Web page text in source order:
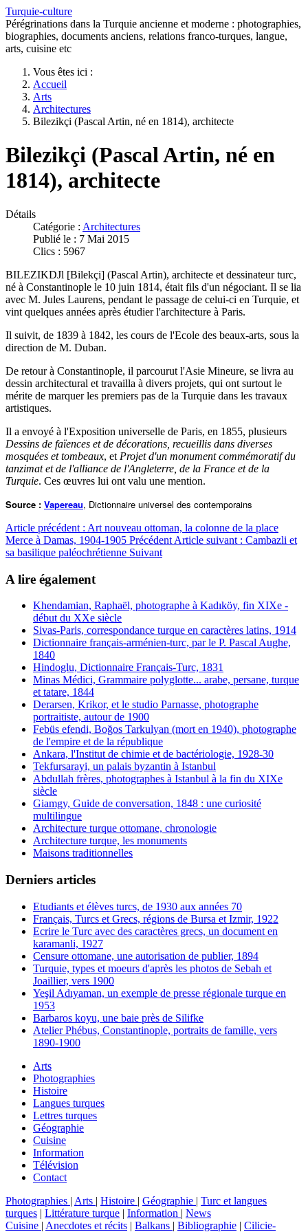
Turquie-culture
Pérégrinations dans la Turquie ancienne et moderne : photographies,
biographies, documents anciens, relations franco-turques, langue,
arts, cuisine etc
Vous êtes ici :
Accueil
Arts
Architectures
Bilezikçi (Pascal Artin, né en 1814), architecte
Bilezikçi (Pascal Artin, né en
1814), architecte
Détails
Catégorie : Architectures
Publié le : 7 Mai 2015
Clics : 5967
BILEZIKDJl [Bilekçi] (Pascal Artin), architecte et dessinateur turc,
né à Constantinople le 10 juin 1814, était fils d'un négociant. Il se lia
avec M. Jules Laurens, pendant le passage de celui-ci en Turquie, et
vint quelques années après étudier l'architecture à Paris.
Il suivit, de 1839 à 1842, les cours de l'Ecole des beaux-arts, sous la
direction de M. Duban.
De retour à Constantinople, il parcourut l'Asie Mineure, se livra au
dessin architectural et travailla à divers projets, qui ont surtout le
mérite de marquer les premiers pas de la Turquie dans les travaux
artistiques.
Il a envoyé à l'Exposition universelle de Paris, en 1855, plusieurs
Dessins de faïences et de décorations, recueillis dans diverses
mosquées et tombeaux, et Projet d'un monument commémoratif du
tanzimat et de l'alliance de l'Angleterre, de la France et de la
Turquie. Ces œuvres lui ont valu une mention.
Source : Vapereau, Dictionnaire universel des contemporains
Article précédent : Art nouveau ottoman, la colonne de la place
Merce à Damas, 1904-1905 Précédent Article suivant : Cambazli et
sa basilique paléochrétienne Suivant
A lire également
Khendamian, Raphaël, photographe à Kadıköy, fin XIXe -
début du XXe siècle
Sivas-Paris, correspondance turque en caractères latins, 1914
Dictionnaire français-arménien-turc, par le P. Pascal Aughe,
1840
Hindoglu, Dictionnaire Français-Turc, 1831
Minas Médici, Grammaire polyglotte... arabe, persane, turque
et tatare, 1844
Derarsen, Krikor, et le studio Parnasse, photographe
portraitiste, autour de 1900
Febüs efendi, Boğos Tarkulyan (mort en 1940), photographe
de l'empire et de la république
Ankara, l'Institut de chimie et de bactériologie, 1928-30
Tekfursarayi, un palais byzantin à Istanbul
Abdullah frères, photographes à Istanbul à la fin du XIXe
siècle
Giamgy, Guide de conversation, 1848 : une curiosité
multilingue
Architecture turque ottomane, chronologie
Architecture turque, les monuments
Maisons traditionnelles
Derniers articles
Etudiants et élèves turcs, de 1930 aux années 70
Français, Turcs et Grecs, régions de Bursa et Izmir, 1922
Ecrire le Turc avec des caractères grecs, un document en
karamanli, 1927
Censure ottomane, une autorisation de publier, 1894
Turquie, types et moeurs d'après les photos de Sebah et
Joaillier, vers 1900
Yeşil Adıyaman, un exemple de presse régionale turque en
1953
Barbaros koyu, une baie près de Silifke
Atelier Phébus, Constantinople, portraits de famille, vers
1890-1900
Arts
Photographies
Histoire
Langues turques
Lettres turques
Géographie
Cuisine
Information
Télévision
Contact
Photographies | Arts | Histoire | Géographie | Turc et langues
turques | Littérature turque | Information | News
Cuisine | Anecdotes et récits | Balkans | Bibliographie | Cilicie-